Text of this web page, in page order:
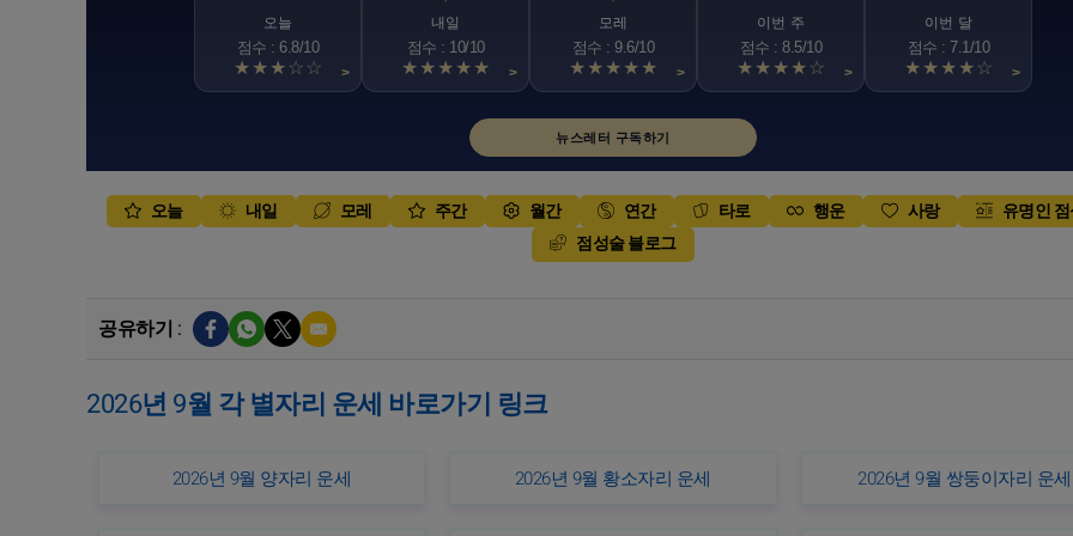
오늘
점수 : 6.8/10
★★★☆☆ >
내일
점수 : 10/10
★★★★★ >
모레
점수 : 9.6/10
★★★★★ >
이번 주
점수 : 8.5/10
★★★★☆ >
이번 달
점수 : 7.1/10
★★★★☆ >
뉴스레터 구독하기
오늘 내일 모레 주간 월간 연간 타로 행운 사랑
유명인
점성술 블로그
공유하기 :
2026년 9월 각 별자리 운세 바로가기 링크
2026년 9월 양자리 운세 2026년 9월 황소자리 운세 2026년 9월 쌍둥이자리 운세